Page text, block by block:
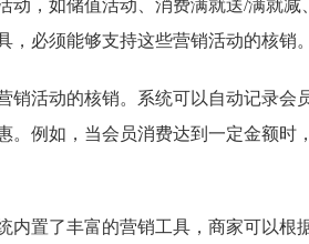
动，如储值活动、消费满就送/满就减
必须能够支持这些营销活动的核销。
销活动的核销。系统可以自动记录会
例如，当会员消费达到一定金额时
内置了丰富的营销工具，商家可以根